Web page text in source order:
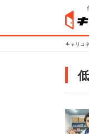
キャリコ